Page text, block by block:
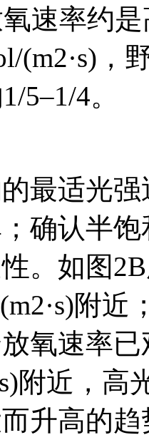
速率约
(m2·s)
5–1/4。
最适光
确认半
。如图
附近
氧速率
附近，
升高的